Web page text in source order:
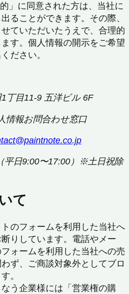
」に同意された方は、当社に
ることができます。その際、
ていただいたうえで、合理的
す。個人情報の開示をご希望
ださい。
丁目11-9 五洋ビル 6F
情報お問合わせ窓口
平日9:00〜17:00）※土日祝除
て
のフォームを利用した当社へ
りしています。電話やメー
ォームを利用した当社への売
ず、ご商談対象外としてブロ
。
う企業様には「営業権の購